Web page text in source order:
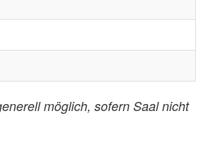
möglich, sofern Saal nicht